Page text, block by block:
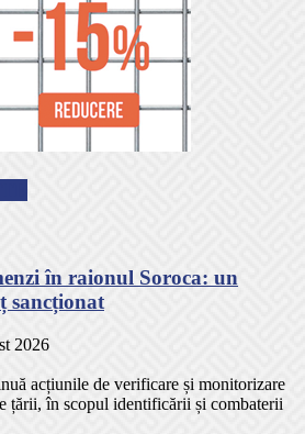
în raionul Soroca: un
sancționat
2026
acțiunile de verificare și monitorizare
țării, în scopul identificării și combaterii